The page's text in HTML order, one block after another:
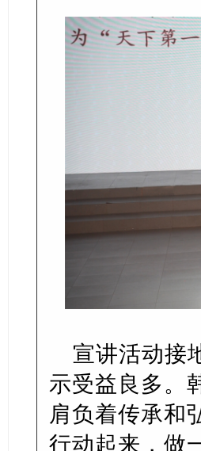
宣讲活动接
示受益良多。
肩负着传承和
行动起来，做